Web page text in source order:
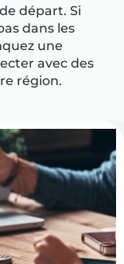
départ. Si
dans les
une
avec des
région.